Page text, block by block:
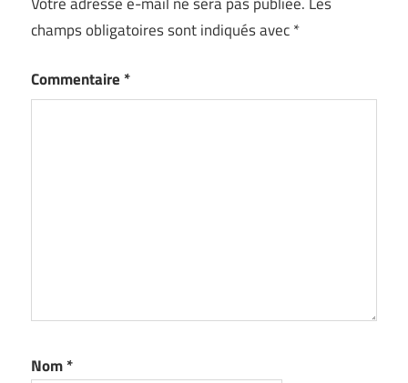
champs obligatoires sont indiqués avec*
Commentaire *
Nom*